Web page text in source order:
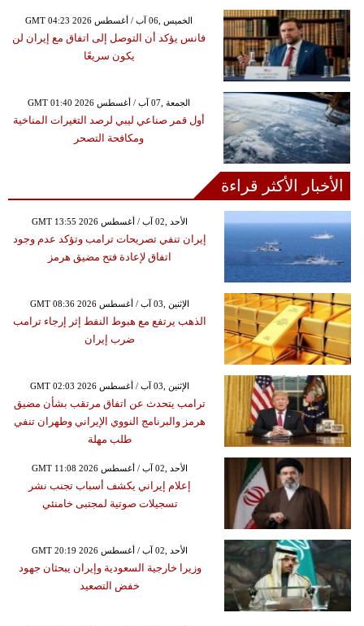
GMT 04:23 2026 الخميس ,06 آب / أغسطس
فانس يؤكد أن التوصل إلى اتفاق مع إيران لن
يكون سريعًا
GMT 01:40 2026 الجمعة ,07 آب / أغسطس
أول قمر صناعي ليبي لرصد التغيرات المناخية
ومكافحة التصحر
الأخبار الأكثر قراءة
GMT 13:55 2026 الأحد ,02 آب / أغسطس
إيران تنفي تصريحات ترامب وتؤكد عدم وجود
اتفاق لإعادة فتح مضيق هرمز
GMT 08:36 2026 الإثنين ,03 آب / أغسطس
الذهب يرتفع مع هبوط النفط إثر إرجاء ترامب
ضرب إيران
GMT 02:03 2026 الإثنين ,03 آب / أغسطس
ترامب يتحدث عن اتفاق مرتقب بشأن مضيق
هرمز والبرنامج النووي الإيراني وطهران تنفي
طلب مهلة
GMT 11:08 2026 الأحد ,02 آب / أغسطس
إعلام إيراني يكشف أسباب تجنب نشر
تسجيلات صوتية لمجتبى خامنئي
GMT 20:19 2026 الأحد ,02 آب / أغسطس
وزيرا خارجية السعودية وإيران يبحثان جهود
خفض التصعيد